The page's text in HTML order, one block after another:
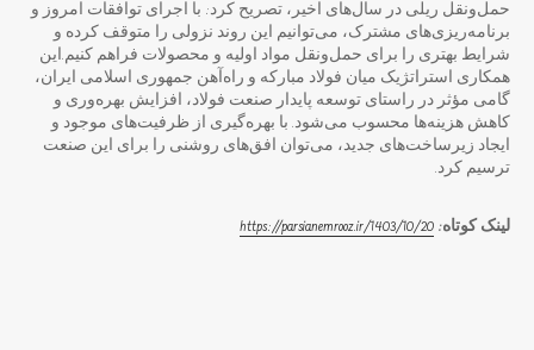
حمل‌ونقل ریلی در سال‌های اخیر، تصریح کرد: با اجرای توافقات امروز و
برنامه‌ریزی‌های مشترک، می‌توانیم این روند نزولی را متوقف کرده و
شرایط بهتری را برای حمل‌ونقل مواد اولیه و محصولات فراهم کنیم.این
همکاری استراتژیک میان فولاد مبارکه و راه‌آهن جمهوری اسلامی ایران،
گامی مؤثر در راستای توسعه پایدار صنعت فولاد، افزایش بهره‌وری و
کاهش هزینه‌ها محسوب می‌شود. با بهره‌گیری از ظرفیت‌های موجود و
ایجاد زیرساخت‌های جدید، می‌توان افق‌های روشنی را برای این صنعت
ترسیم کرد.
لینک کوتاه: https://parsianemrooz.ir/1403/10/20